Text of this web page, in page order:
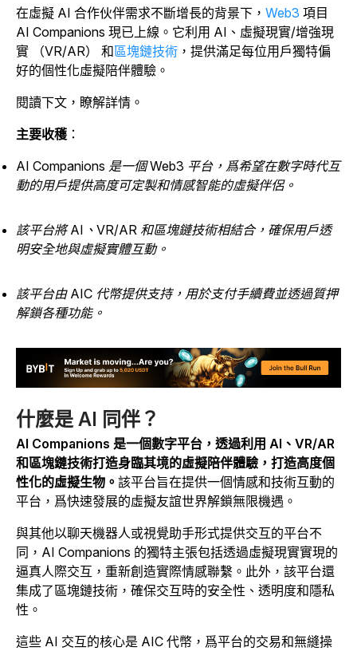
在虛擬 AI 合作伙伴需求不斷增長的背景下， Web3 項目
AI Companions 現已上線。它利用 AI、虛擬現實/增強現
實 （VR/AR） 和區塊鏈技術 ，提供滿足每位用戶獨特偏
好的個性化虛擬陪伴體驗。
閱讀下文，瞭解詳情。
主要收穫 ：
AI Companions 是一個 Web3 平台，爲希望在數字時代互
動的用戶提供高度可定製和情感智能的虛擬伴侶。
該平台將 AI、VR/AR 和區塊鏈技術相結合，確保用戶透
明安全地與虛擬實體互動。
該平台由 AIC 代幣提供支持，用於支付手續費並透過質押
解鎖各種功能。
什麼是 AI 同伴？
AI Companions 是一個數字平台，透過利用 AI、VR/AR
和區塊鏈技術打造身臨其境的虛擬陪伴體驗，打造高度個
性化的虛擬生物。 該平台旨在提供一個情感和技術互動的
平台，爲快速發展的虛擬友誼世界解鎖無限機遇。
與其他以聊天機器人或視覺助手形式提供交互的平台不
同，AI Companions 的獨特主張包括透過虛擬現實實現的
逼真人際交互，重新創造實際情感聯繫。此外，該平台還
集成了區塊鏈技術，確保交互時的安全性、透明度和隱私
性。
這些 AI 交互的核心是 AIC 代幣，爲平台的交易和無縫操